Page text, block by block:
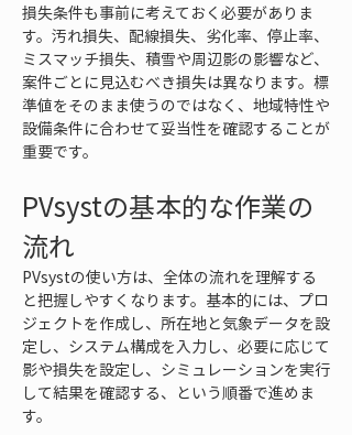
損失条件も事前に考えておく必要がありま
す。汚れ損失、配線損失、劣化率、停止率、
ミスマッチ損失、積雪や周辺影の影響など、
案件ごとに見込むべき損失は異なります。標
準値をそのまま使うのではなく、地域特性や
設備条件に合わせて妥当性を確認することが
重要です。
PVsystの基本的な作業の
流れ
PVsystの使い方は、全体の流れを理解する
と把握しやすくなります。基本的には、プロ
ジェクトを作成し、所在地と気象データを設
定し、システム構成を入力し、必要に応じて
影や損失を設定し、シミュレーションを実行
して結果を確認する、という順番で進めま
す。